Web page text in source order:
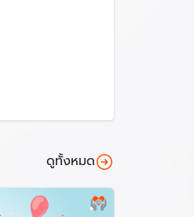
ญหาด้านสุขภาพ
ญที่พิจารณา คือ
มีความหลากดูทั้งหมด